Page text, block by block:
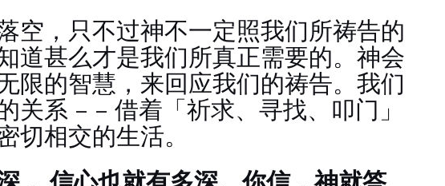
空，只不过神不一定照我们所祷告的
道甚么才是我们所真正需要的。神会
限的智慧，来回应我们的祷告。我们
关系 – – 借着「祈求、寻找、叩门」
切相交的生活。